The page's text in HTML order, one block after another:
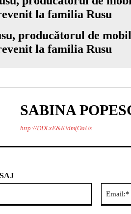
producătorul de
la familia Rusu
SABINA
http://DDLxE&Kidm(OaUx